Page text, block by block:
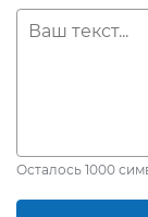
Осталось 1000